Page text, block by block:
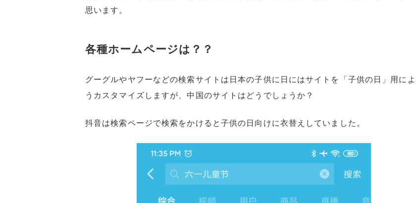
思います。
各種ホームページは？？
グーグルやヤフーなどの検索サイトは日本の子供に日にはサイトを「子供の日」用によ
うカスタマイズしますが、中国のサイトはどうでしょうか？
抖音は検索ページで検索をかけると子供の日向けに衣替えしていました。